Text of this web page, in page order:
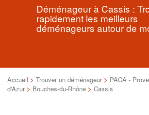
Déménageur à Cassis :
rapidement les meilleurs
déménageurs autour de
Accueil > Trouver un déménageur > PACA -
d'Azur > Bouches-du-Rhône > Cassis